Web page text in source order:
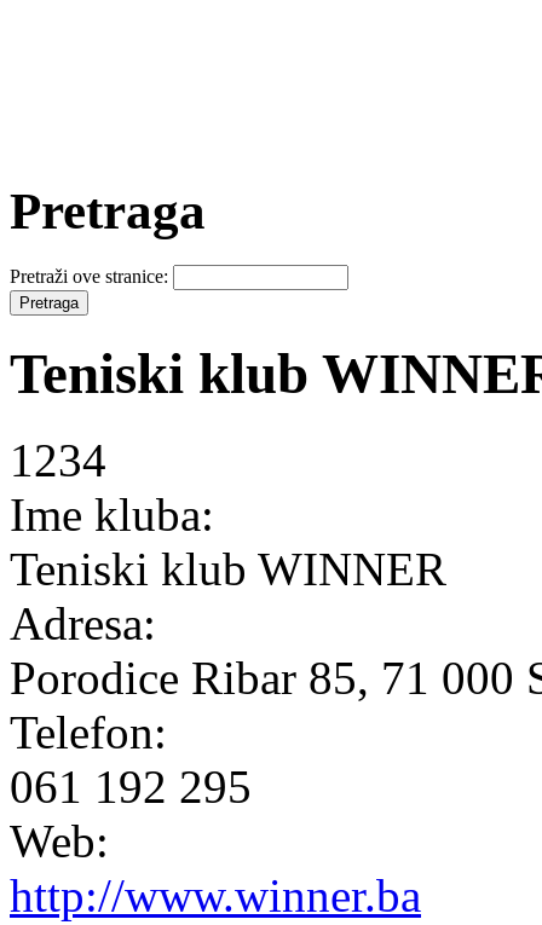
Pretraga
Pretraži ove stranice:
Teniski klub
1234
Ime kluba:
Teniski klub WINNER
Adresa:
Porodice Ribar 85, 71 000
Telefon:
061 192 295
Web:
http://www.winner.ba